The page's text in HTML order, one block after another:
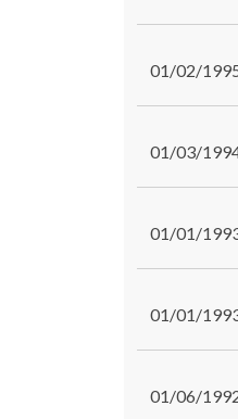
01/02/
01/03/
01/01/
01/01/
01/06/